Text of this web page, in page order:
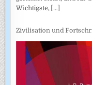
Wichtigste, [...]
Zivilisation und